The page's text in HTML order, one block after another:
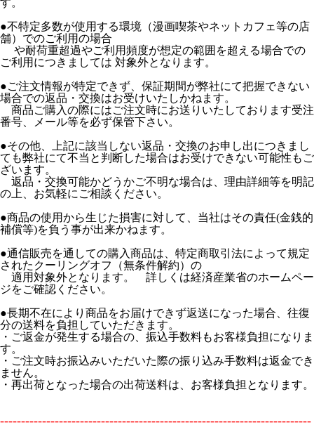
す。
●不特定多数が使用する環境（漫画喫茶やネットカフェ等の店
舗）でのご利用の場合
や耐荷重超過やご利用頻度が想定の範囲を超える場合での
ご利用につきましては 対象外となります。
●ご注文情報が特定できず、保証期間が弊社にて把握できない
場合での返品・交換はお受けいたしかねます。
商品ご購入の際にはご注文時にお送りいたしております受注
番号、メール等を必ず保管下さい。
●その他、上記に該当しない返品・交換のお申し出につきまし
ても弊社にて不当と判断した場合はお受けできない可能性もご
ざいます。
返品・交換可能かどうかご不明な場合は、理由詳細等を明記
の上、お気軽にご相談ください。
●商品の使用から生じた損害に対して、当社はその責任(金銭的
補償等)を負う事が出来かねます。
●通信販売を通しての購入商品は、特定商取引法によって規定
されたクーリングオフ（無条件解約）の
適用対象外となります。 詳しくは経済産業省のホームペー
ジをご確認ください。
●長期不在により商品をお届けできず返送になった場合、往復
分の送料を負担していただきます。
・ご返金が発生する場合の、振込手数料もお客様負担になりま
す。
・ご注文時お振込みいただいた際の振り込み手数料は返金でき
ません。
・再出荷となった場合の出荷送料は、お客様負担となります。
--------------------------------------------------------------------------